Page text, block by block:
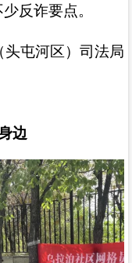
反诈要点。
屯河区）司法局
边